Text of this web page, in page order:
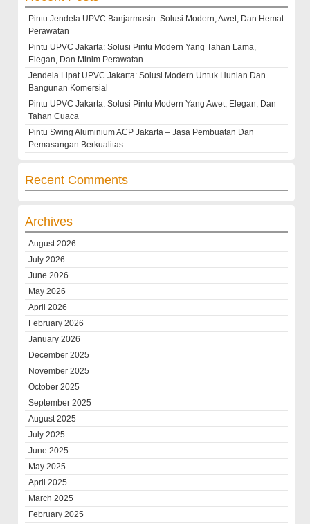
Pintu Jendela UPVC Banjarmasin: Solusi Modern, Awet, Dan Hemat
Perawatan
Pintu UPVC Jakarta: Solusi Pintu Modern Yang Tahan Lama,
Elegan, Dan Minim Perawatan
Jendela Lipat UPVC Jakarta: Solusi Modern Untuk Hunian Dan
Bangunan Komersial
Pintu UPVC Jakarta: Solusi Pintu Modern Yang Awet, Elegan, Dan
Tahan Cuaca
Pintu Swing Aluminium ACP Jakarta – Jasa Pembuatan Dan
Pemasangan Berkualitas
Recent Comments
Archives
August 2026
July 2026
June 2026
May 2026
April 2026
February 2026
January 2026
December 2025
November 2025
October 2025
September 2025
August 2025
July 2025
June 2025
May 2025
April 2025
March 2025
February 2025